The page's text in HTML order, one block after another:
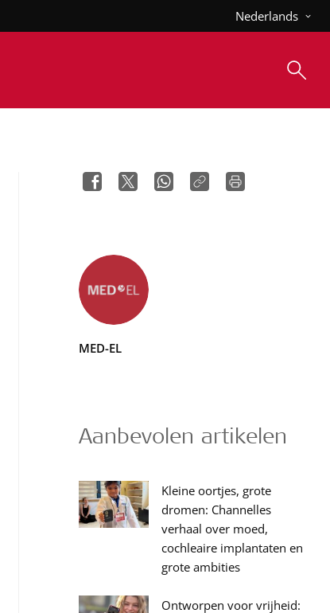
Nederlands
MED-EL
Aanbevolen artikelen
Kleine oortjes, grote
dromen: Channelles
verhaal over moed,
cochleaire implantaten en
grote ambities
Ontworpen voor vrijheid: